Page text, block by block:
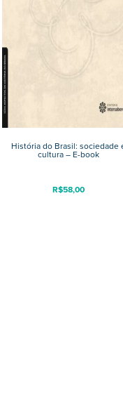
História do Brasil: sociedade
cultura – E-book
R$58,00